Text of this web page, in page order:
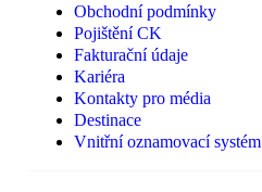
Obchodní podmínky
Pojištění CK
Fakturační údaje
Kariéra
Kontakty pro média
Destinace
Vnitřní oznamovací systém